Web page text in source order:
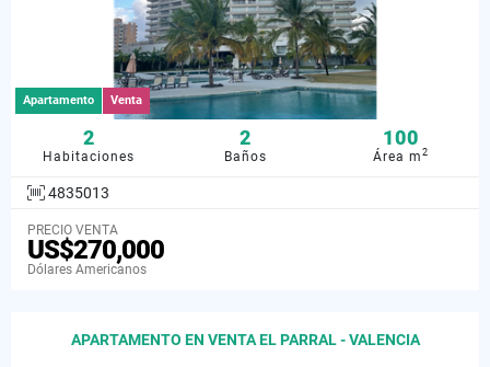
Apartamento Venta
2
Habitaciones
2
Baños
100
Área m2
4835013
PRECIO VENTA
US$270,000
Dólares Americanos
APARTAMENTO EN VENTA EL PARRAL - VALENCIA